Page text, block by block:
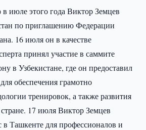
в июле этого года Виктор Земцев
по приглашению Федерации
16 июля он в качестве
принял участие в саммите
в Узбекистане, где он предоставил
обеспечения грамотно
тренировок, а также развития
стране. 17 июля Виктор Земцев
в Ташкенте для профессионалов и